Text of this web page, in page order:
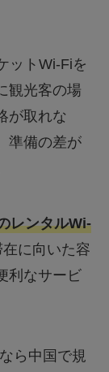
ットWi-Fiを
観光客の場
が取れな
準備の差が
レンタルWi-
に向いた容
利なサービ
ら中国で規